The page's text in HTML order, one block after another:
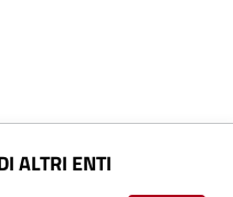
ALTRI ENTI